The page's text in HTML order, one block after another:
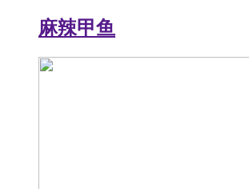
麻辣甲鱼